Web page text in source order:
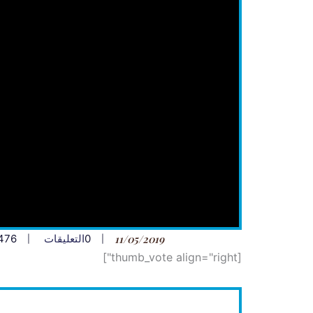
11/05/2019
0التعليقات
[thumb_vote align="right"]